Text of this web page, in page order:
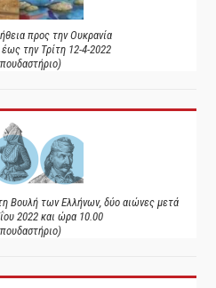
προς την Ουκρανία
την Τρίτη 12-4-2022
Βουλή των Ελλήνων, δύο αιώνες μετά
2022 και ώρα 10.00